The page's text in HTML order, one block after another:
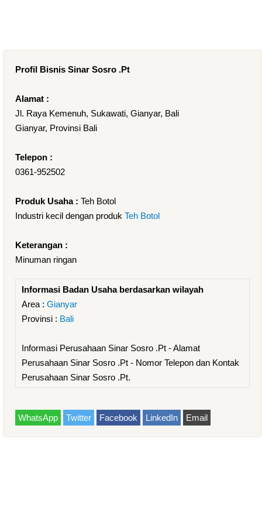
Profil Bisnis Sinar Sosro .Pt
Alamat :
Jl. Raya Kemenuh, Sukawati, Gianyar, Bali
Gianyar, Provinsi Bali
Telepon :
0361-952502
Produk Usaha : Teh Botol
Industri kecil dengan produk Teh Botol
Keterangan :
Minuman ringan
Informasi Badan Usaha berdasarkan wilayah
Area : Gianyar
Provinsi : Bali
Informasi Perusahaan Sinar Sosro .Pt - Alamat
Perusahaan Sinar Sosro .Pt - Nomor Telepon dan Kontak
Perusahaan Sinar Sosro .Pt.
WhatsApp Twitter Facebook LinkedIn Email